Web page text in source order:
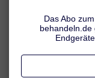
kann zusätzlich ein
Erbrechen führen